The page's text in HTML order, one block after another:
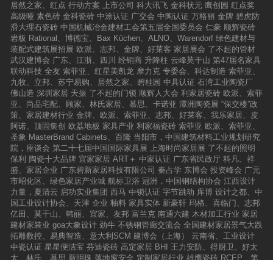
居然之家、红点 行动方案 上市公司 科大讯飞 金科状元 鹰创园 红点奖
高级哑 素色砖 金科瓷砖 中涂认证 广交会 中陶认证 万格丽 金牌 碧虎防
滑大理石瓷砖 中国机械冶金建材工会第五届全国委员会 仁豪 顺辉瓷砖
岩板 Rational、博德宝、Bax Küchen、ALNO、Warendorf 绿色建材与
装配式建筑展招展 欧派、志邦、金牌、好莱客 家居展会 了不起的管材
武汉建博会 广东、江浙、四川 经销商 升降柱 云峰莫干山 第47届名家具
联动科技 全友 索菲亚、红星美凯龙 摩力克 专委会、科达制造 索菲亚、
九牧、立邦、苏宁易购、居然之家、碧桂园 中具认证 石湾工业陶瓷厂
佛山造 深圳家居 天振 了不起的门锁 顺辉人大会 利家居瓷砖 欧派、索菲
亚、尚品宅配、顾家、林氏家居、慕思、卡诺亚 潭洲陶瓷展 “保交楼”政
策、家居建材行业 金牌、欧派、索菲亚、志邦、好莱客、我乐家居、皮
阿诺、顶固集创 欧荔地板 家具产业 利家福瓷砖 索菲亚 欧派、索菲亚、
圣象 MasterBrand Cabinets、百隆 当阳市，中国建筑材料工业规划研究
院，座谈会 第二十七届中国国际家具展 上海时尚家居展 了不起的照明
保利 陶瓷十大品牌 宜家家居 ART＋ 中家认证 广东省民政厅 科凡、祥
盛、家居企业 广东碧新家居科技有限公司 秦占学 东博会 投资峰会 广元
市昭化区、绿色家居产业城 航标卫浴 冠洲，中国钢结构协会 江西设计
力量，夏清云 启功实业集团 西马 中锁认证 字节跳动 库博 设计之都、中
国工业设计协会、天津 企业 釉料 家具实体 新豪轩 玛格、喜临门、志邦
亿田、莫干山、韩丽、宜家、友邦 富兰克 南通六建 木材加工行业 家居
建材家装业 goa大象设计 劲牛 不锈钢管廊交流会 全国建材家居景气大跌
拓雕数控、易典智造、意大利SCM 建博会（上海）
云南省、工业设计
中瓷认证 星星便洁宝 芬迪瓷砖 高定家居 BHI
王力安防、得厨卫、好太
太、林氏、慕思 新明珠 落地窗安全 定制家居行业 雄鹰瓷砖 RCEP、第